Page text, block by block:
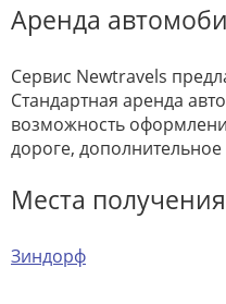
Аренда
Сервис Newtravels
Стандартная аренда
возможность
дороге,
Места
Зиндорф